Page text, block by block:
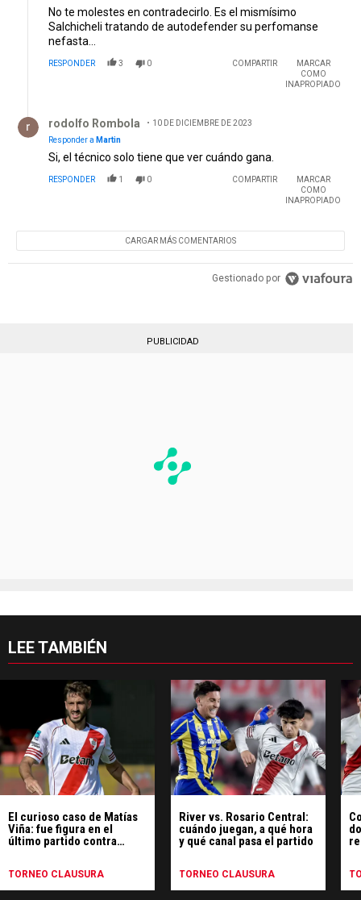
No te molestes en contradecirlo. Es el mismísimo
Salchicheli tratando de autodefender su perfomanse
nefasta...
RESPONDER 3 0 COMPARTIR
MARCAR
COMO
INAPROPIADO
rodolfo Rombola
10 DE DICIEMBRE DE 2023
Responder a Martin
Si, el técnico solo tiene que ver cuándo gana.
RESPONDER 1 0 COMPARTIR
MARCAR
COMO
INAPROPIADO
CARGAR MÁS COMENTARIOS
Gestionado por
PUBLICIDAD
LEE TAMBIÉN
El curioso caso de Matías
Viña: fue figura en el
último partido contra
TORNEO CLAUSURA
River vs. Rosario Central:
cuándo juegan, a qué hora
y qué canal pasa el partido
TORNEO CLAUSURA